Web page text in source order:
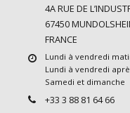
4A RUE DE
67450
FRANCE
Lundi à vendredi
Lundi à vendredi
Samedi et dimanche
+33 3 88 81 64 66